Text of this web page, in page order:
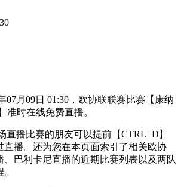
月09日 01:30，欧协联联赛比赛【康纳
准时在线免费直播。
播比赛的朋友可以提前【CTRL+D】
直播。还为您在本页面索引了相关欧协
、巴利卡尼直播的近期比赛列表以及两队